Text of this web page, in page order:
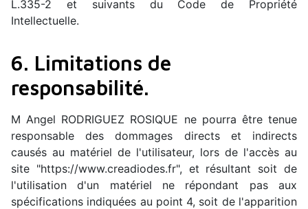
L.335-2 et suivants du Code de Propriété
Intellectuelle.
6. Limitations de
responsabilité.
M Angel RODRIGUEZ ROSIQUE ne pourra être tenue
responsable des dommages directs et indirects
causés au matériel de l'utilisateur, lors de l'accès au
site "https://www.creadiodes.fr", et résultant soit de
l'utilisation d'un matériel ne répondant pas aux
spécifications indiquées au point 4, soit de l'apparition